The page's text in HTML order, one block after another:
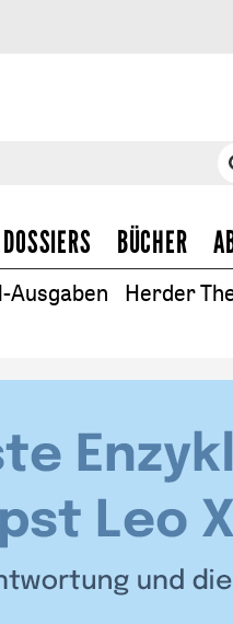
DOSSIERS BÜCHER
Ausgaben Herder